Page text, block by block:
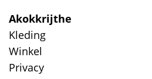
Akokkrijthe
Kleding
Winkel
Privacy